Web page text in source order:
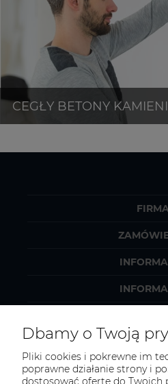
Dbamy o Twoją
Pliki cookies i pokrewne im
poprawne działanie strony i
dostosować ofertę do Twoich